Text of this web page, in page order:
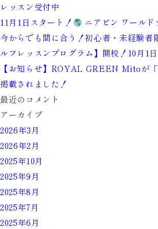
更
の
お
知
レッスン受付中
11月1日スタート！
ニアピン ワールド
今からでも間に合う！初心者・未経験者
ルフレッスンプログラム】開校！10月1
【お知らせ】ROYAL GREEN Mitoが
掲載されました！
最近のコメント
アーカイブ
2026年3月
2026年2月
2025年10月
2025年9月
2025年8月
2025年7月
2025年6月